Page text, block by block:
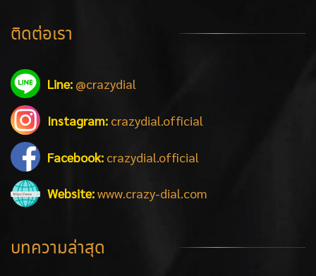
ติดต่อเรา
Line: @crazydial
Instagram: crazydial.official
Facebook: crazydial.official
Website:www.crazy-dial.com
บทความล่าสุด